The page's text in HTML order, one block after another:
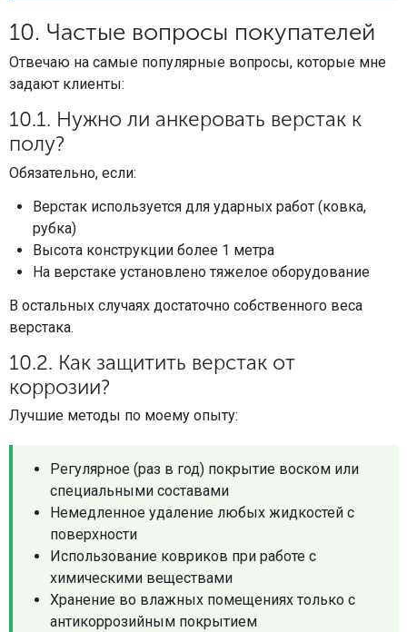
10. Частые вопросы покупателей
Отвечаю на самые популярные вопросы, которые мне
задают клиенты:
10.1. Нужно ли анкеровать верстак к
полу?
Обязательно, если:
Верстак используется для ударных работ (ковка,
рубка)
Высота конструкции более 1 метра
На верстаке установлено тяжелое оборудование
В остальных случаях достаточно собственного веса
верстака.
10.2. Как защитить верстак от
коррозии?
Лучшие методы по моему опыту:
Регулярное (раз в год) покрытие воском или
специальными составами
Немедленное удаление любых жидкостей с
поверхности
Использование ковриков при работе с
химическими веществами
Хранение во влажных помещениях только с
антикоррозийным покрытием